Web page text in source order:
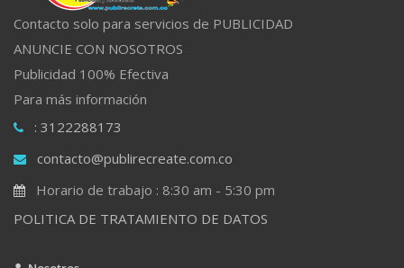
Contacto solo para servicios de PUBLICIDAD
ANUNCIE CON NOSOTROS
Publicidad 100% Efectiva
Para más información
: 3122288173
contacto@publirecreate.com.co
Horario de trabajo : 8:30 am - 5:30 pm
POLITICA DE TRATAMIENTO DE DATOS